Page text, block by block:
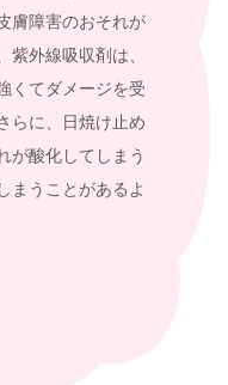
膚障害のおそれが
外線吸収剤は、
くてダメージを受
らに、日焼け止め
が酸化してしまう
まうことがあるよ